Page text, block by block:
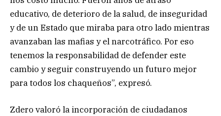
educativo, de deterioro de la salud, de inseguridad
y de un Estado que miraba para otro lado mientras
avanzaban las mafias y el narcotráfico. Por eso
tenemos la responsabilidad de defender este
cambio y seguir construyendo un futuro mejor
para todos los chaqueños”, expresó.
Zdero valoró la incorporación de ciudadanos